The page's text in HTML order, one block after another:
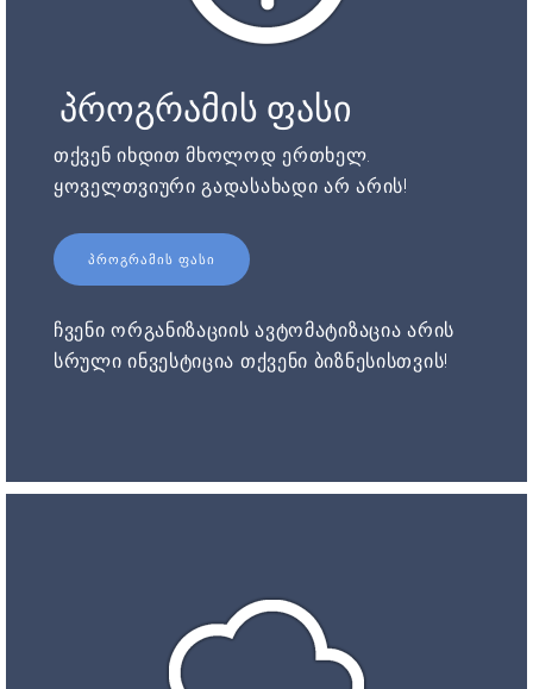
პროგრამის ფასი
თქვენ იხდით მხოლოდ ერთხელ.
ყოველთვიური გადასახადი არ არის!
ᲞᲠᲝᲒᲠᲐᲛᲘᲡ ᲤᲐᲡᲘ
ჩვენი ორგანიზაციის ავტომატიზაცია არის
სრული ინვესტიცია თქვენი ბიზნესისთვის!